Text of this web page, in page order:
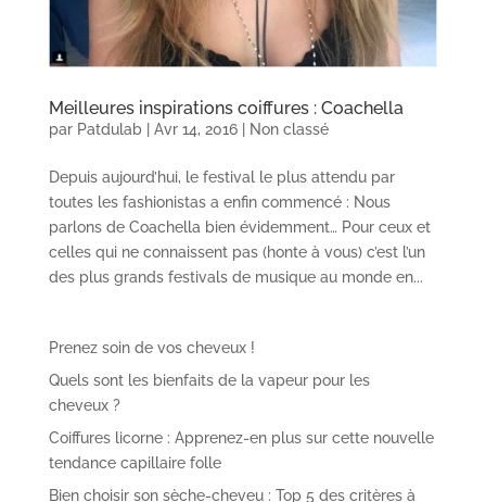
Meilleures inspirations coiffures : Coachella
par Patdulab| Avr 14, 2016| Non classé
Depuis aujourd’hui, le festival le plus attendu par
toutes les fashionistas a enfin commencé : Nous
parlons de Coachella bien évidemment… Pour ceux et
celles qui ne connaissent pas (honte à vous) c’est l’un
des plus grands festivals de musique au monde en...
Prenez soin de vos cheveux !
Quels sont les bienfaits de la vapeur pour les
cheveux ?
Coiffures licorne : Apprenez-en plus sur cette nouvelle
tendance capillaire folle
Bien choisir son sèche-cheveu : Top 5 des critères à